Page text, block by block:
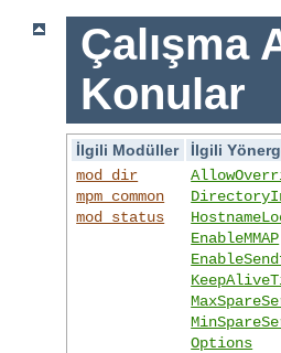
Çalışma
Konular
İlgili Modüller
İlgili
mod_dir
mpm_common
mod_status
EnableMMAP
Options